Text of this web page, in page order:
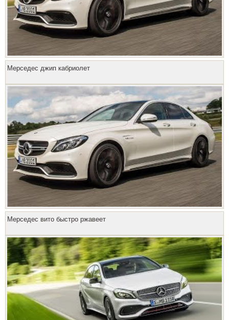
Мерседес джип кабриолет
Мерседес вито быстро ржавеет